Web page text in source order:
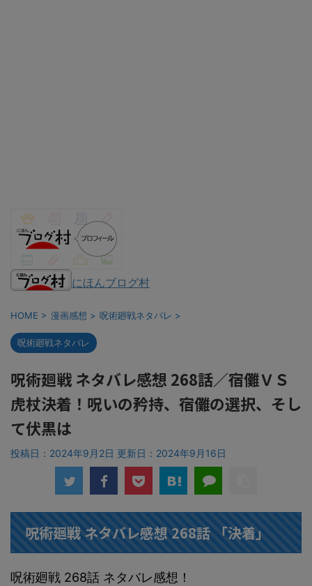
にほんブログ村
HOME > 漫画感想 > 呪術廻戦ネタバレ >
呪術廻戦ネタバレ
呪術廻戦 ネタバレ感想 268話／宿儺ＶＳ
虎杖決着！呪いの矜持、宿儺の選択、そし
て伏黒は
投稿日：2024年9月2日 更新日： 2024年9月16日
呪術廻戦 ネタバレ感想 268話 「決着」
呪術廻戦 268話 ネタバレ感想！